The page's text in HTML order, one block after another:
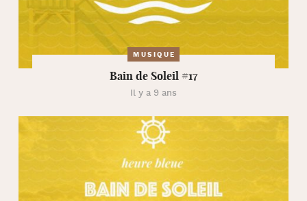
MUSIQUE
Bain de Soleil #17
Il y a 9 ans